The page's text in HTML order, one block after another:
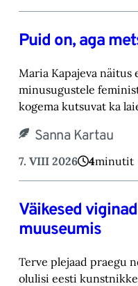
Puid on, aga
Maria Kapajeva
minusugustele
kogema kutsuvat ka
Sanna Kartau
7. VIII 2026 4minutit
Väikesed
muuseumis
Terve plejaad praegu
olulisi eesti